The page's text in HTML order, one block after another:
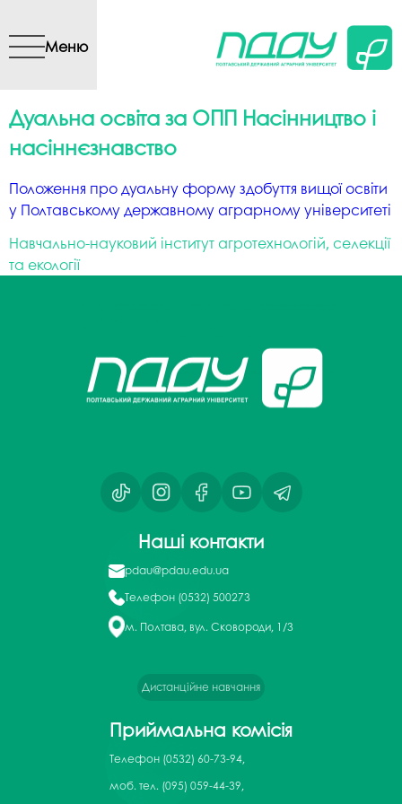
вмісту
Меню
Дуальна освіта за ОПП Насінництво і
насіннєзнавство
Положення про дуальну форму здобуття вищої освіти
у Полтавському державному аграрному університеті
Навчально-науковий інститут агротехнологій, селекції
та екології
Наші контакти
pdau@pdau.edu.ua
Телефон (0532) 500273
м. Полтава, вул. Сковороди, 1/3
Дистанційне навчання
Приймальна комісія
Телефон (0532) 60-73-94,
моб. тел. (095) 059-44-39,